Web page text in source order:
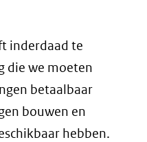
inderdaad te
die we moeten
betaalbaar
bouwen en
hebben.